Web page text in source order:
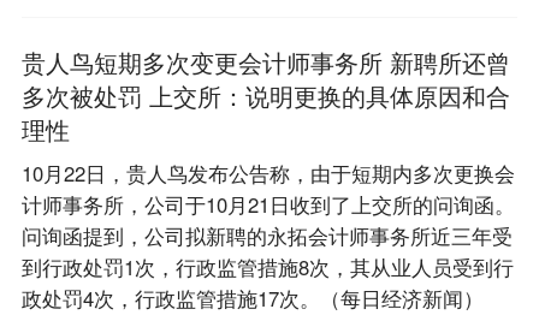
贵人鸟短期多次变更会计师事务所 新聘所还曾
多次被处罚 上交所：说明更换的具体原因和合
理性
10月22日，贵人鸟发布公告称，由于短期内多次更换会
计师事务所，公司于10月21日收到了上交所的问询函。
问询函提到，公司拟新聘的永拓会计师事务所近三年受
到行政处罚1次，行政监管措施8次，其从业人员受到行
政处罚4次，行政监管措施17次。（每日经济新闻）